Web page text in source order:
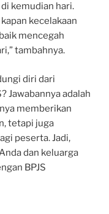
kemudian hari.
kecelakaan
mencegah
tambahnya.
diri dari
Jawabannya adalah
memberikan
tetapi juga
peserta. Jadi,
dan keluarga
BPJS